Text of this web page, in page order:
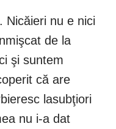
Nicăieri nu e nici
de la
şi suntem
că are
lasubţiori
nu i-a dat